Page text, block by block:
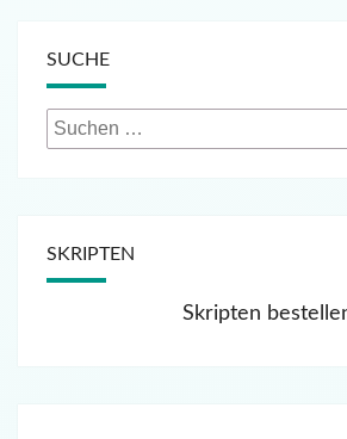
SUCHE
Suchen
nach:
SKRIPTEN
Skripten